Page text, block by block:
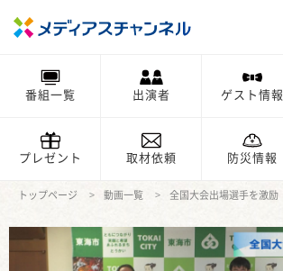
番組一覧 出演者 ゲスト情報
プレゼント 取材依頼 防災情報
トップページ 動画一覧 全国大会出場選手を激励